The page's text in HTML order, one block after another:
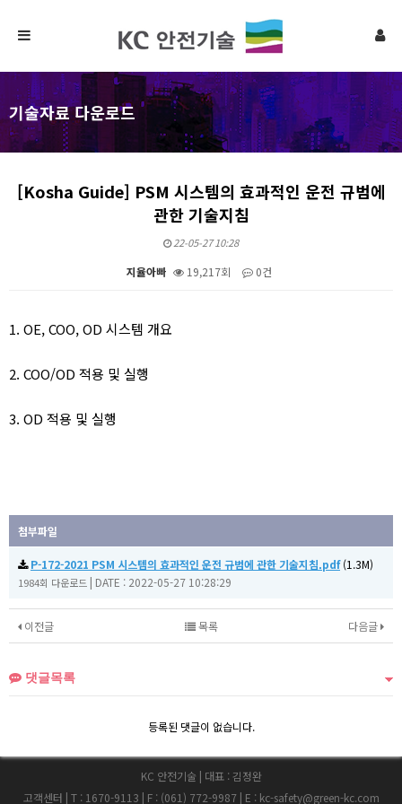
기술자료 다운로드
[Kosha Guide] PSM 시스템의 효과적인 운전 규범에
관한 기술지침
22-05-27 10:28
지율아빠 19,217회 0건
1. OE, COO, OD 시스템 개요
2. COO/OD 적용 및 실행
3. OD 적용 및 실행
첨부파일
P-172-2021 PSM 시스템의 효과적인 운전 규범에 관한 기술지침.pdf(1.3M)
1984회 다운로드 | DATE : 2022-05-27 10:28:29
이전글 다음글
목록
댓글목록
등록된 댓글이 없습니다.
KC 안전기술 | 대표 : 김정완
고객센터 | T : 1670-9113 | F : (061) 772-9987 | E : kc-safety@green-kc.com